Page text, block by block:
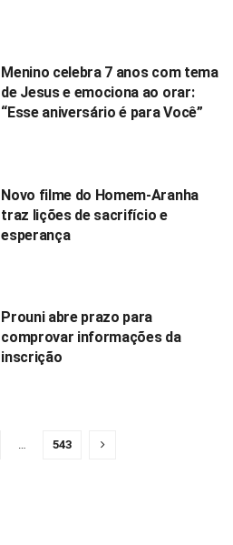
Menino celebra 7 anos com tema
de Jesus e emociona ao orar:
“Esse aniversário é para Você”
Novo filme do Homem-Aranha
traz lições de sacrifício e
esperança
Prouni abre prazo para
comprovar informações da
inscrição
543